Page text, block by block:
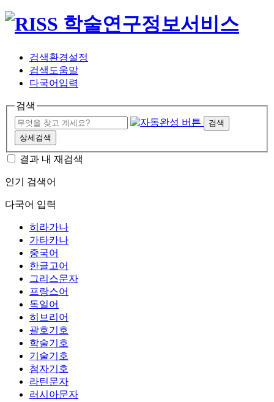
검색환경설정
검색도움말
다국어입력
검색
검색
상세검색
결과 내 재검색
인기 검색어
다국어 입력
히라가나
가타카나
중국어
한글고어
그리스문자
프랑스어
독일어
히브리어
괄호기호
학술기호
기술기호
첨자기호
라틴문자
러시아문자